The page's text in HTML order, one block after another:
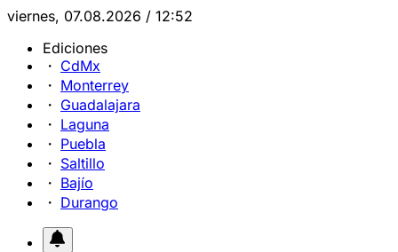
viernes, 07.08.2026 / 12:52
Ediciones
CdMx
Monterrey
Guadalajara
Laguna
Puebla
Saltillo
Bajío
Durango